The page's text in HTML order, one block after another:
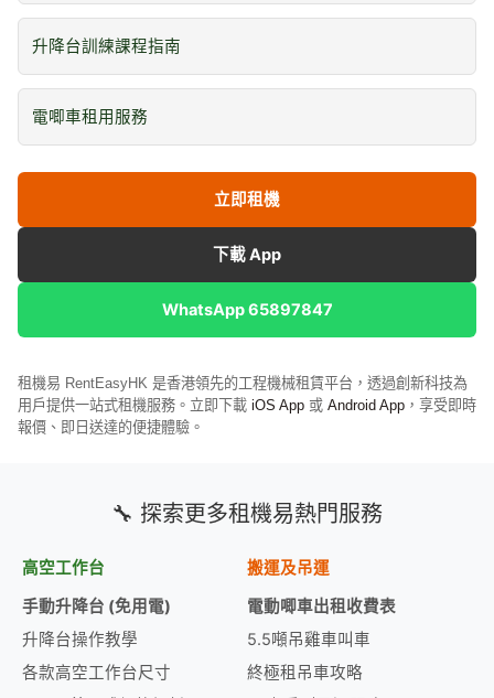
升降台訓練課程指南
電唧車租用服務
立即租機
下載 App
WhatsApp 65897847
租機易 RentEasyHK 是香港領先的工程機械租賃平台，透過創新科技為
用戶提供一站式租機服務。立即下載 iOS App 或 Android App ，享受即時
報價、即日送達的便捷體驗。
🔧 探索更多租機易熱門服務
高空工作台
手動升降台 (免用電)
升降台操作教學
各款高空工作台尺寸
搬運及吊運
電動唧車出租收費表
5.5噸吊雞車叫車
終極租吊車攻略